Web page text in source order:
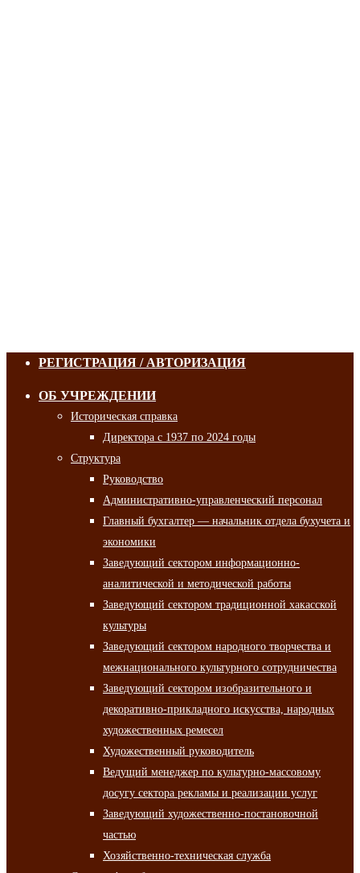
РЕГИСТРАЦИЯ / АВТОРИЗАЦИЯ
ОБ УЧРЕЖДЕНИИ
Историческая справка
Директора с 1937 по 2024 годы
Структура
Руководство
Административно-управленческий персонал
Главный бухгалтер — начальник отдела бухучета и
экономики
Заведующий сектором информационно-
аналитической и методической работы
Заведующий сектором традиционной хакасской
культуры
Заведующий сектором народного творчества и
межнационального культурного сотрудничества
Заведующий сектором изобразительного и
декоративно-прикладного искусства, народных
художественных ремесел
Художественный руководитель
Ведущий менеджер по культурно-массовому
досугу сектора рекламы и реализации услуг
Заведующий художественно-постановочной
частью
Хозяйственно-техническая служба